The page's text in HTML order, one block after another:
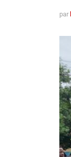
par